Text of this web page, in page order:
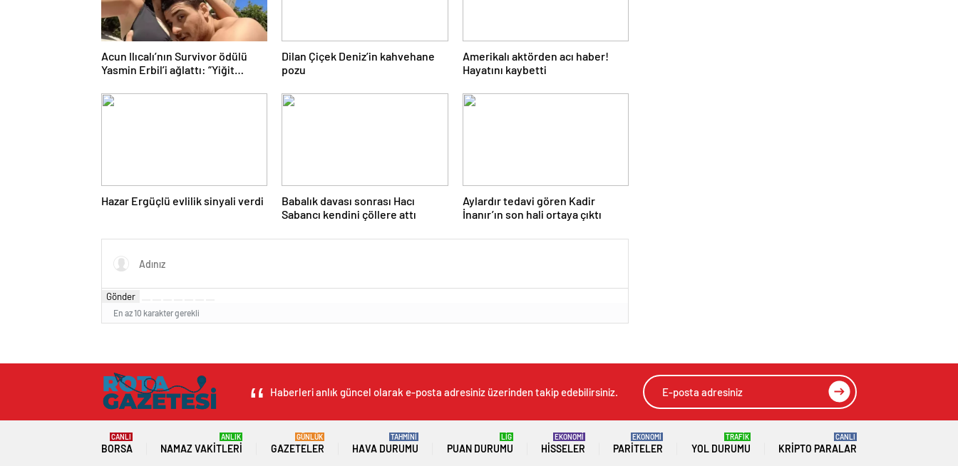
Acun Ilıcalı’nın Survivor ödülü
Yasmin Erbil’i ağlattı: “Yiğit
Dilan Çiçek Deniz’in kahvehane
pozu
Amerikalı aktörden acı haber!
Hayatını kaybetti
Hazar Ergüçlü evlilik sinyali verdi
Babalık davası sonrası Hacı
Sabancı kendini çöllere attı
Aylardır tedavi gören Kadir
İnanır’ın son hali ortaya çıktı
Gönder
En az 10 karakter gerekli
Haberleri anlık güncel olarak e-posta adresiniz üzerinden takip edebilirsiniz.
BORSA
CANLI
NAMAZ VAKITLERI
ANLIK
GAZETELER
GÜNLÜK
HAVA DURUMU
TAHMİNİ
PUAN DURUMU
LİG
HISSELER
EKONOMİ
PARITELER
EKONOMİ
YOL DURUMU
TRAFİK
KRIPTO PARALAR
CANLI